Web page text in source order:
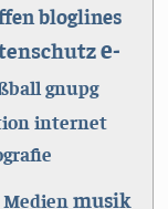
bloglines
e-
gnupg
internet
Medien musik